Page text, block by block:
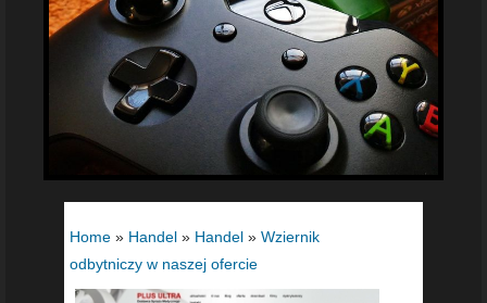
Home » Handel » Handel » Wziernik
odbytniczy w naszej ofercie